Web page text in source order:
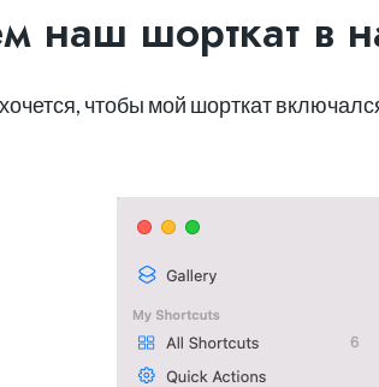
наш шорткат в
чтобы мой шорткат